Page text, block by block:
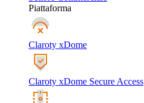
Piattaforma
Claroty xDome
Claroty xDome Secure Access